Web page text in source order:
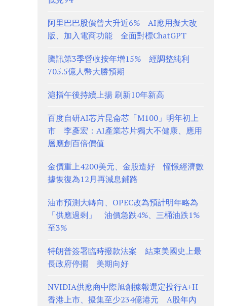
阿里巴巴股價曾大升近6% AI應用擬大改
版、加入電商功能 全面對標ChatGPT
騰訊第3季營收按年增15% 經調整純利
705.5億人幣大勝預期
滬指午後持續上揚 刷新10年新高
百度自研AI芯片昆侖芯「M100」明年初上
市 李彥宏：AI產業芯片獨大不健康、應用
層應創百倍價值
金價重上4200美元、金股造好 憧憬經濟數
據恢復為12月再減息鋪路
油市預測大轉向、OPEC改為預計明年略為
「供應過剩」 油價急跌4%、三桶油跌1%
至3%
特朗普簽署臨時撥款法案 結束美國史上最
長政府停擺 美期向好
NVIDIA供應商中際旭創據報選定投行A+H
香港上市、擬集至少234億港元 A股年內